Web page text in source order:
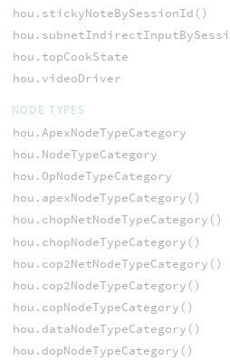
hou.stickyNoteBySessionId()
hou.topCookState
hou.videoDriver
NODE TYPES
hou.ApexNodeTypeCategory
hou.NodeTypeCategory
hou.OpNodeTypeCategory
hou.apexNodeTypeCategory()
hou.chopNetNodeTypeCategory()
hou.chopNodeTypeCategory()
hou.cop2NetNodeTypeCategory()
hou.cop2NodeTypeCategory()
hou.copNodeTypeCategory()
hou.dataNodeTypeCategory()
hou.dopNodeTypeCategory()